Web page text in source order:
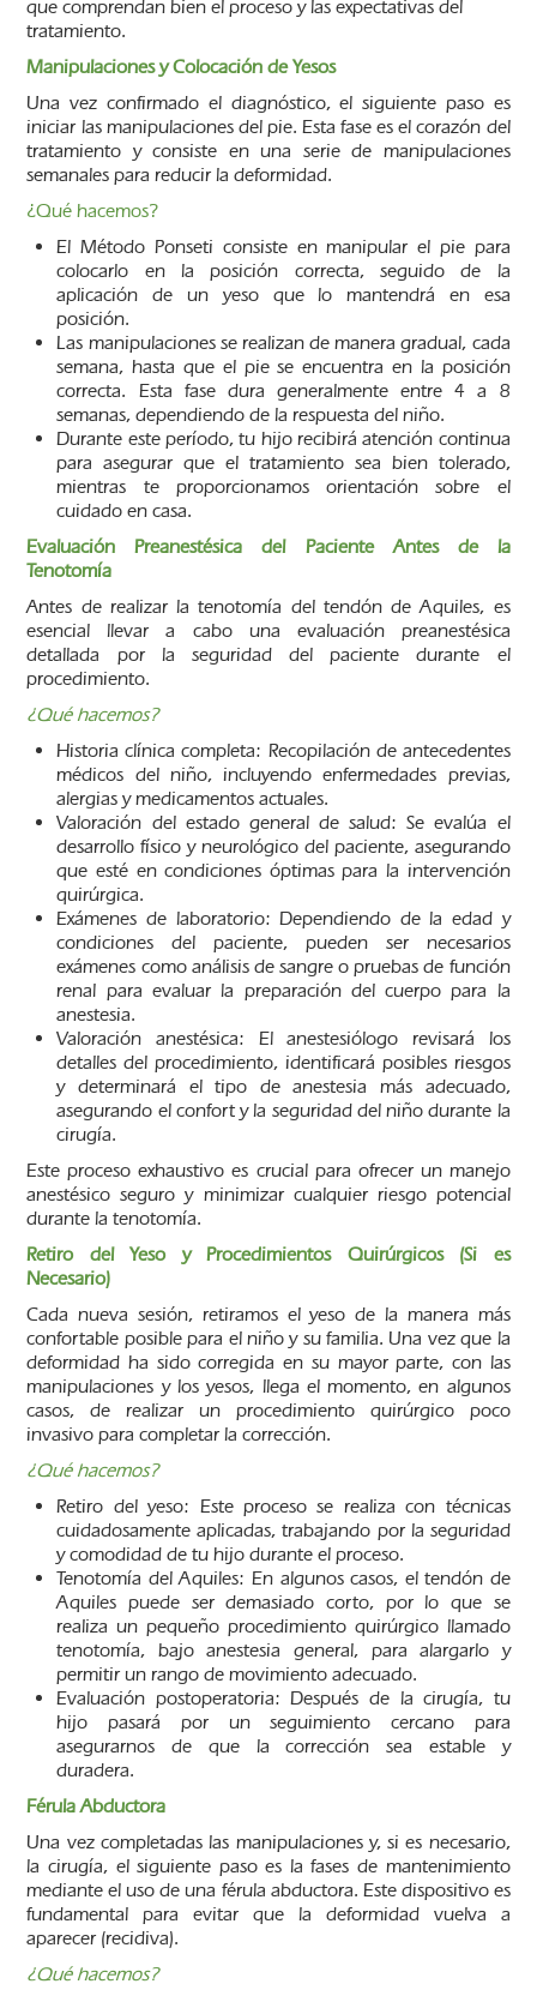
que comprendan bien el proceso y las expectativas del
tratamiento.
Manipulaciones y Colocación de Yesos
Una vez confirmado el diagnóstico, el siguiente paso es
iniciar las manipulaciones del pie. Esta fase es el corazón del
tratamiento y consiste en una serie de manipulaciones
semanales para reducir la deformidad.
¿Qué hacemos?
El Método Ponseti consiste en manipular el pie para
colocarlo en la posición correcta, seguido de la
aplicación de un yeso que lo mantendrá en esa
posición.
Las manipulaciones se realizan de manera gradual, cada
semana, hasta que el pie se encuentra en la posición
correcta. Esta fase dura generalmente entre 4 a 8
semanas, dependiendo de la respuesta del niño.
Durante este período, tu hijo recibirá atención continua
para asegurar que el tratamiento sea bien tolerado,
mientras te proporcionamos orientación sobre el
cuidado en casa.
Evaluación Preanestésica del Paciente Antes de la
Tenotomía
Antes de realizar la tenotomía del tendón de Aquiles, es
esencial llevar a cabo una evaluación preanestésica
detallada por la seguridad del paciente durante el
procedimiento.
¿Qué hacemos?
Historia clínica completa: Recopilación de antecedentes
médicos del niño, incluyendo enfermedades previas,
alergias y medicamentos actuales.
Valoración del estado general de salud: Se evalúa el
desarrollo físico y neurológico del paciente, asegurando
que esté en condiciones óptimas para la intervención
quirúrgica.
Exámenes de laboratorio: Dependiendo de la edad y
condiciones del paciente, pueden ser necesarios
exámenes como análisis de sangre o pruebas de función
renal para evaluar la preparación del cuerpo para la
anestesia.
Valoración anestésica: El anestesiólogo revisará los
detalles del procedimiento, identificará posibles riesgos
y determinará el tipo de anestesia más adecuado,
asegurando el confort y la seguridad del niño durante la
cirugía.
Este proceso exhaustivo es crucial para ofrecer un manejo
anestésico seguro y minimizar cualquier riesgo potencial
durante la tenotomía.
Retiro del Yeso y Procedimientos Quirúrgicos (Si es
Necesario)
Cada nueva sesión, retiramos el yeso de la manera más
confortable posible para el niño y su familia. Una vez que la
deformidad ha sido corregida en su mayor parte, con las
manipulaciones y los yesos, llega el momento, en algunos
casos, de realizar un procedimiento quirúrgico poco
invasivo para completar la corrección.
¿Qué hacemos?
Retiro del yeso: Este proceso se realiza con técnicas
cuidadosamente aplicadas, trabajando por la seguridad
y comodidad de tu hijo durante el proceso.
Tenotomía del Aquiles: En algunos casos, el tendón de
Aquiles puede ser demasiado corto, por lo que se
realiza un pequeño procedimiento quirúrgico llamado
tenotomía, bajo anestesia general, para alargarlo y
permitir un rango de movimiento adecuado.
Evaluación postoperatoria: Después de la cirugía, tu
hijo pasará por un seguimiento cercano para
asegurarnos de que la corrección sea estable y
duradera.
Férula Abductora
Una vez completadas las manipulaciones y, si es necesario,
la cirugía, el siguiente paso es la fases de mantenimiento
mediante el uso de una férula abductora. Este dispositivo es
fundamental para evitar que la deformidad vuelva a
aparecer (recidiva).
¿Qué hacemos?